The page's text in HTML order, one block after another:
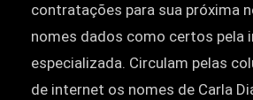
contratações para sua próxima
nomes dados como certos pela
especializada. Circulam pelas
de internet os nomes de Carla